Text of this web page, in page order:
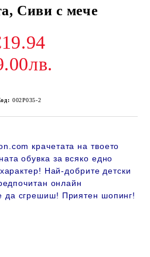
Сиви с мече
002P035-2
крачетата на твоето
обувка за всяко едно
Най-добрите детски
онлайн
да сгрешиш! Приятен шопинг!